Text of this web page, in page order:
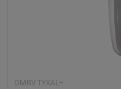
DMBV TYXAL+